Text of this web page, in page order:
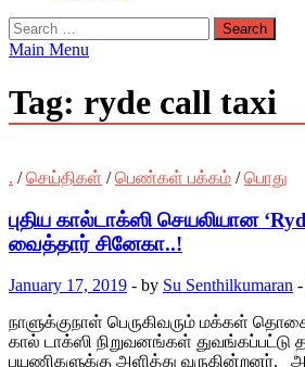
Search
for:
Main Menu
Tag: ryde call taxi
. /செய்திகள் /பெண்கள் பக்கம் /பொது
புதிய கால்டாக்ஸி செயலியான
வைத்தார் சினேகா..!
January 17, 2019 - by Su Senthilkumaran -
நாளுக்குநாள் பெருகிவரும் மக்கள்
கால் டாக்ஸி நிறுவனங்கள்
பயணிகளுக்கு அளித்து வருகின்றனர்.